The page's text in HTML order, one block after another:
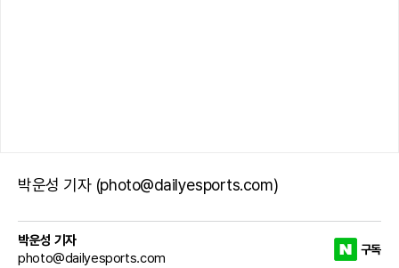
박운성 기자 (photo@dailyesports.com)
박운성 기자
photo@dailyesports.com
구독